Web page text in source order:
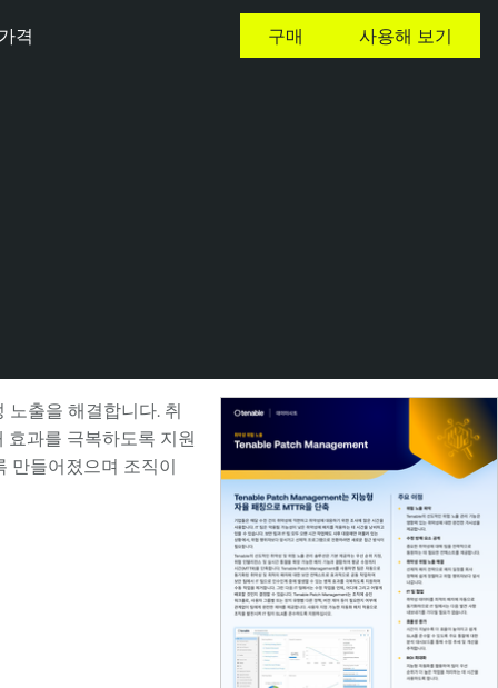
격 구매 사용해 보기
출을 해결합니다. 취
효과를 극복하도록 지원
만들어졌으며 조직이